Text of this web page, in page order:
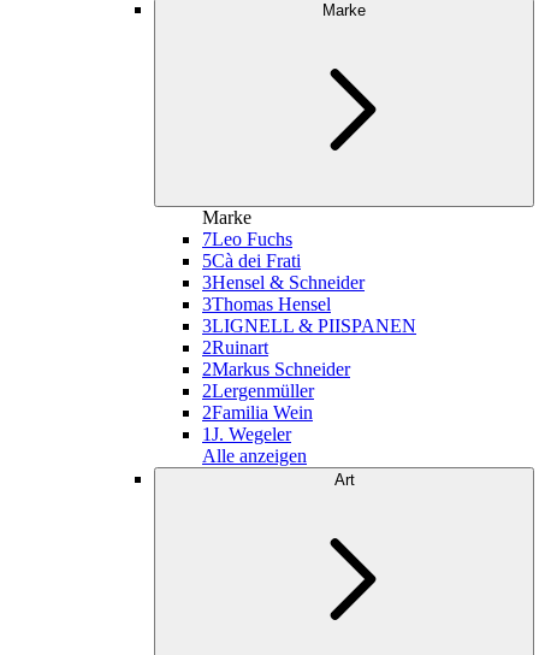
Marke
Marke
7Leo Fuchs
5Cà dei Frati
3Hensel & Schneider
3Thomas Hensel
3LIGNELL & PIISPANEN
2Ruinart
2Markus Schneider
2Lergenmüller
2Familia Wein
1J. Wegeler
Alle anzeigen
Art